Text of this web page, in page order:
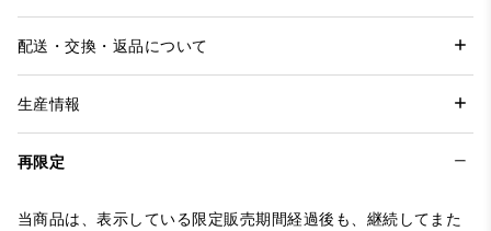
配送・交換・返品について
生産情報
再限定
当商品は、表示している限定販売期間経過後も、継続してまた